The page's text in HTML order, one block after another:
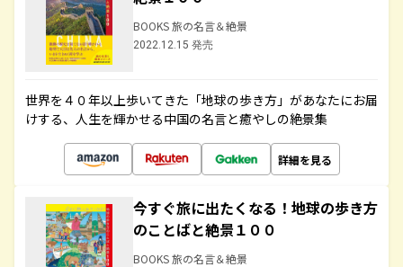
BOOKS 旅の名言＆絶景
2022.12.15 発売
世界を４０年以上歩いてきた「地球の歩き方」があなたにお届
けする、人生を輝かせる中国の名言と癒やしの絶景集
詳細を見る
今すぐ旅に出たくなる！地球の歩き方
のことばと絶景１００
BOOKS 旅の名言＆絶景